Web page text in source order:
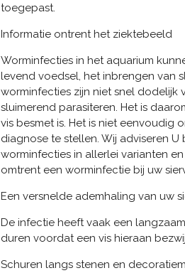
toegepast.
Informatie ontrent het ziektebeeld
Worminfecties in het aquarium
levend voedsel, het inbrengen van
worminfecties zijn niet snel dodelijk
sluimerend parasiteren. Het is
vis besmet is. Het is niet
diagnose te stellen. Wij adviseren
worminfecties in allerlei varianten
omtrent een worminfectie bij uw
Een versnelde ademhaling van uw
De infectie heeft vaak een
duren voordat een vis hieraan
Schuren langs stenen en